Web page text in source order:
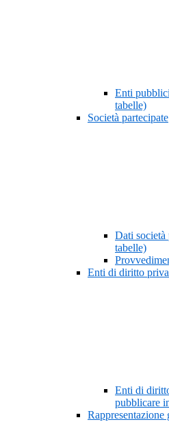
Enti
tabelle)
Società partecipate
Dati società
tabelle)
Enti di diritto
Enti di
pubblicare
Rappresentazione